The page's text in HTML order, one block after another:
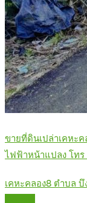
ขายที่ดินเปล่าเคหะ
ไฟฟ้าหน้าแปลง โท
เคหะคลอง8 ตำบล